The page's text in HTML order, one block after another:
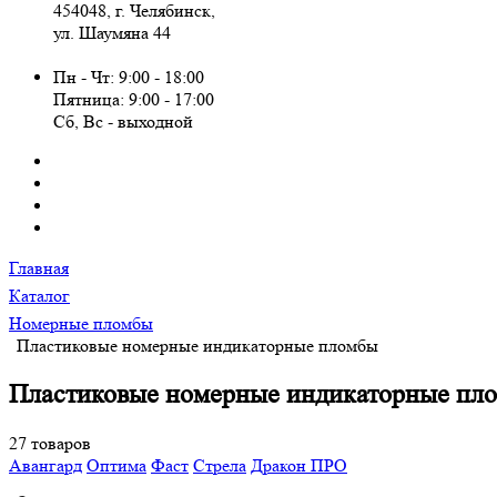
454048, г. Челябинск,
ул. Шаумяна 44
Пн - Чт: 9:00 - 18:00
Пятница: 9:00 - 17:00
Сб, Вc - выходной
Главная
Каталог
Номерные пломбы
Пластиковые номерные индикаторные пломбы
Пластиковые номерные индикаторные
27 товаров
Авангард Оптима Фаст Стрела Дракон ПРО